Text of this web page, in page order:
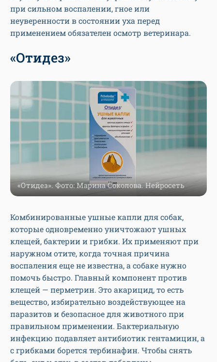
при сильном воспалении, гное или
неуверенности в состоянии уха перед
применением обязателен осмотр ветеринара.
«Отидез»
«Отидез». Фото: Марина Соколова. Нейросеть
Комбинированные ушные капли для собак,
которые одновременно уничтожают ушных
клещей, бактерии и грибки. Их применяют при
наружном отите, когда точная причина
воспаления еще не известна, а собаке нужно
помочь быстро. Главный компонент против
клещей — перметрин. Это акарицид, то есть
вещество, избирательно воздействующее на
паразитов и безопасное для животного при
правильном применении. Бактериальную
инфекцию подавляет антибиотик гентамицин, а
с грибками борется тербинафин. Чтобы снять